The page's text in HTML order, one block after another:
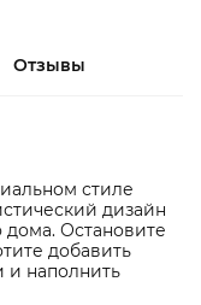
Отзывы
стиле
дизайн
дома. Остановите
добавить
и наполнить